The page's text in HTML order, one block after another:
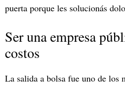
puerta porque les solucionás
Ser una empresa
costos
La salida a bolsa fue uno de los